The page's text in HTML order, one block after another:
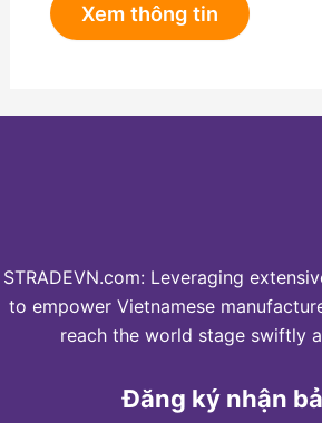
Xem thông tin
STRADEVN.com: Leveraging
to empower Vietnamese
reach the world stage swiftly
Đăng ký nhận